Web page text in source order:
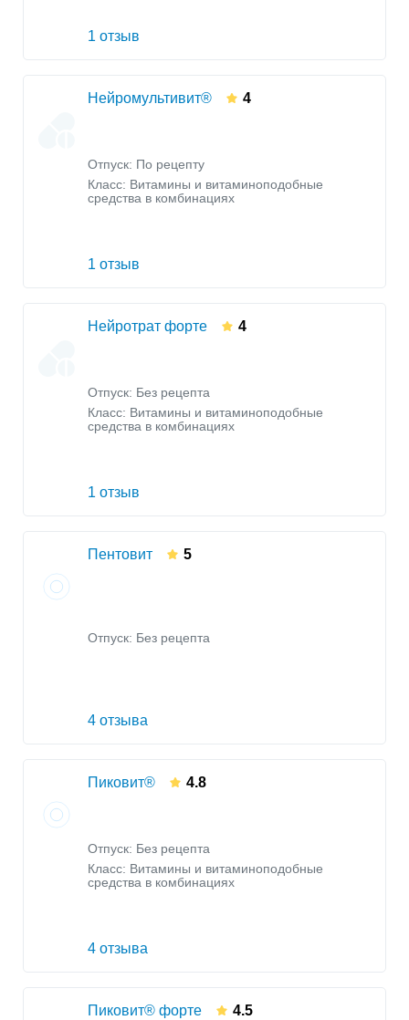
1 отзыв
Нейромультивит® 4
Отпуск: По рецепту
Класс: Витамины и витаминоподобные
средства в комбинациях
1 отзыв
Нейротрат форте 4
Отпуск: Без рецепта
Класс: Витамины и витаминоподобные
средства в комбинациях
1 отзыв
Пентовит 5
Отпуск: Без рецепта
4 отзыва
Пиковит® 4.8
Отпуск: Без рецепта
Класс: Витамины и витаминоподобные
средства в комбинациях
4 отзыва
Пиковит® форте 4.5